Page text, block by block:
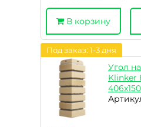
В корзину
Под заказ: 1-3 дня
Угол
Klinker